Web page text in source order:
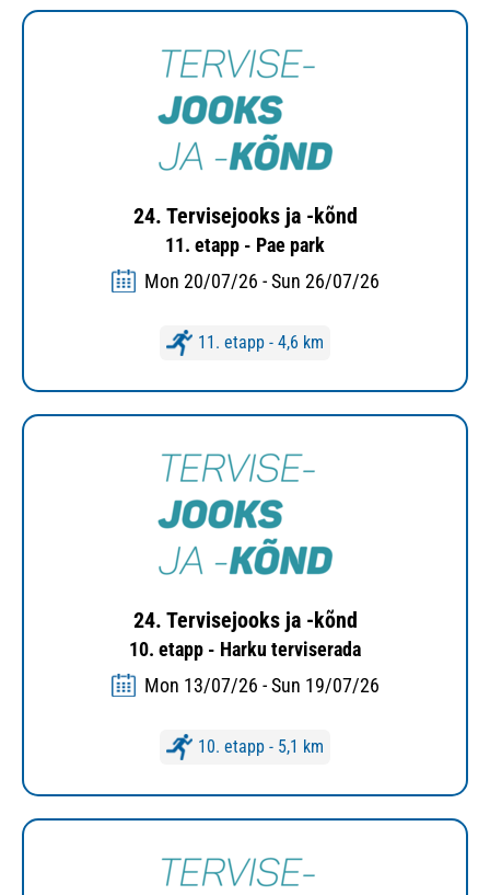
24. Tervisejooks ja -kõnd
11. etapp - Pae park
Mon 20/07/26 - Sun 26/07/26
11. etapp - 4,6 km
24. Tervisejooks ja -kõnd
10. etapp - Harku terviserada
Mon 13/07/26 - Sun 19/07/26
10. etapp - 5,1 km